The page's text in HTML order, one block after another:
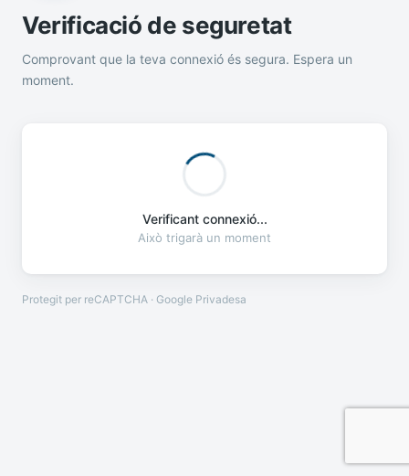
Verificació de seguretat
Comprovant que la teva connexió és segura. Espera un
moment.
Verificant connexió...
Això trigarà un moment
Protegit per reCAPTCHA · Google Privadesa